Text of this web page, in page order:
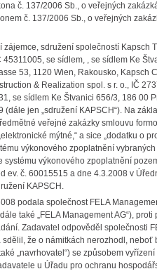
č. 137/2006 Sb., o veřejných
č. 137/2006 Sb., o veřejných
sdružení společností Kapsch
se sídlem, , se sídlem Ke
53, 1120 Wien, Rakousko, Kapsch
& Realization spol. s r. o., IČ
se sídlem Ke Štvanici 656/3, 186 00
jen „sdružení KAPSCH“). Na
veřejné zakázky smlouvu
mýtné,“ a sice „dodatku o
výkonového zpoplatnění
výkonového zpoplatnění
č. 60015515 a dne 4.3.2008 v
KAPSCH.
podala společnost FELA
také „FELA Management AG“),
Zadavatel odpověděl společnosti
že o námitkách nerozhodl,
„navrhovatel“) se způsobem
u Úřadu pro ochranu